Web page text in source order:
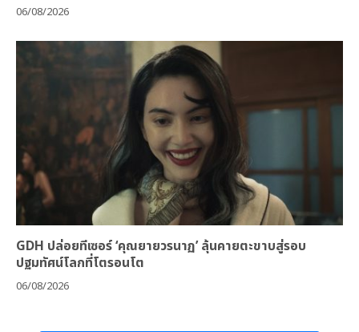
06/08/2026
GDH ปล่อยทีเซอร์ ‘คุณยายวรนาฏ’ ลุ้นคายตะขาบสู่รอบ
ปฐมทัศน์โลกที่โตรอนโต
06/08/2026